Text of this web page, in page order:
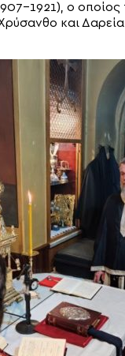
1921), ο
και